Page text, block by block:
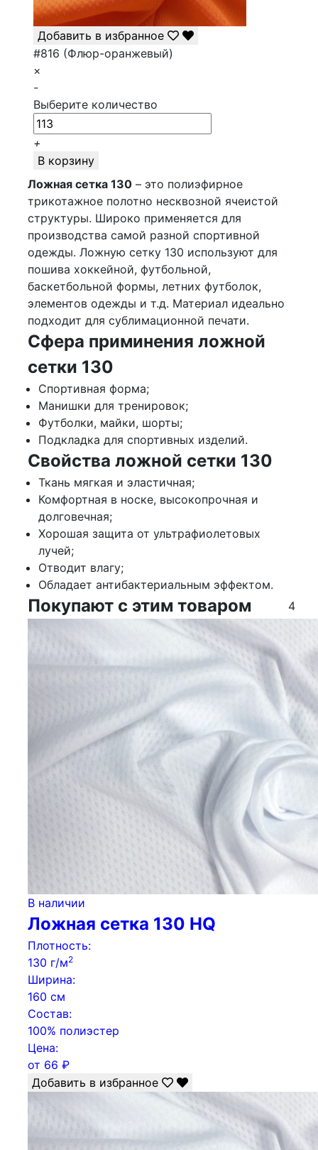
Добавить в избранное
#816 (Флюр-оранжевый)
×
-
Выберите количество
+
В корзину
Ложная сетка 130 – это полиэфирное
трикотажное полотно несквозной ячеистой
структуры. Широко применяется для
производства самой разной спортивной
одежды. Ложную сетку 130 используют для
пошива хоккейной, футбольной,
баскетбольной формы, летних футболок,
элементов одежды и т.д. Материал идеально
подходит для сублимационной печати.
Сфера приминения ложной
сетки 130
Спортивная форма;
Манишки для тренировок;
Футболки, майки, шорты;
Подкладка для спортивных изделий.
Свойства ложной сетки 130
Ткань мягкая и эластичная;
Комфортная в носке, высокопрочная и
долговечная;
Хорошая защита от ультрафиолетовых
лучей;
Отводит влагу;
Обладает антибактериальным эффектом.
Покупают с этим товаром 4
В наличии
Ложная сетка 130 HQ
Плотность:
130 г/м2
Ширина:
160 см
Состав:
100% полиэстер
Цена:
от 66 ₽
Добавить в избранное